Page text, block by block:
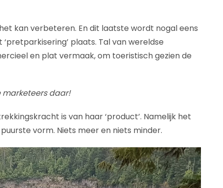
kan verbeteren. En dit laatste wordt nogal eens
plaats. Tal van wereldse
en plat vermaak, om toeristisch gezien de
marketeers daar!
is van haar ‘product’. Namelijk het
vorm. Niets meer en niets minder.